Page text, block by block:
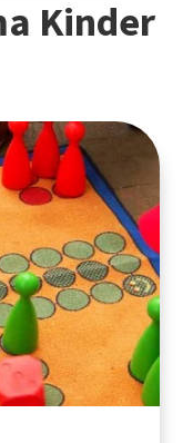
Kinder